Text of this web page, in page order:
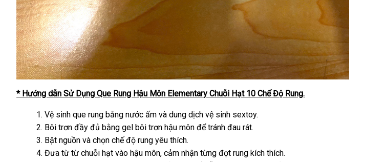
* Hướng dẫn Sử Dụng Que Rung Hậu Môn Elementary Chuỗi Hạt 10 Chế Độ Rung.
Vệ sinh que rung bằng nước ấm và dung dịch vệ sinh sextoy.
Bôi trơn đầy đủ bằng gel bôi trơn hậu môn để tránh đau rát.
Bật nguồn và chọn chế độ rung yêu thích.
Đưa từ từ chuỗi hạt vào hậu môn, cảm nhận từng đợt rung kích thích.